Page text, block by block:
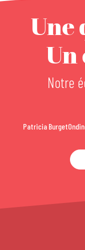
Une
Un
Notre
Patricia Burget